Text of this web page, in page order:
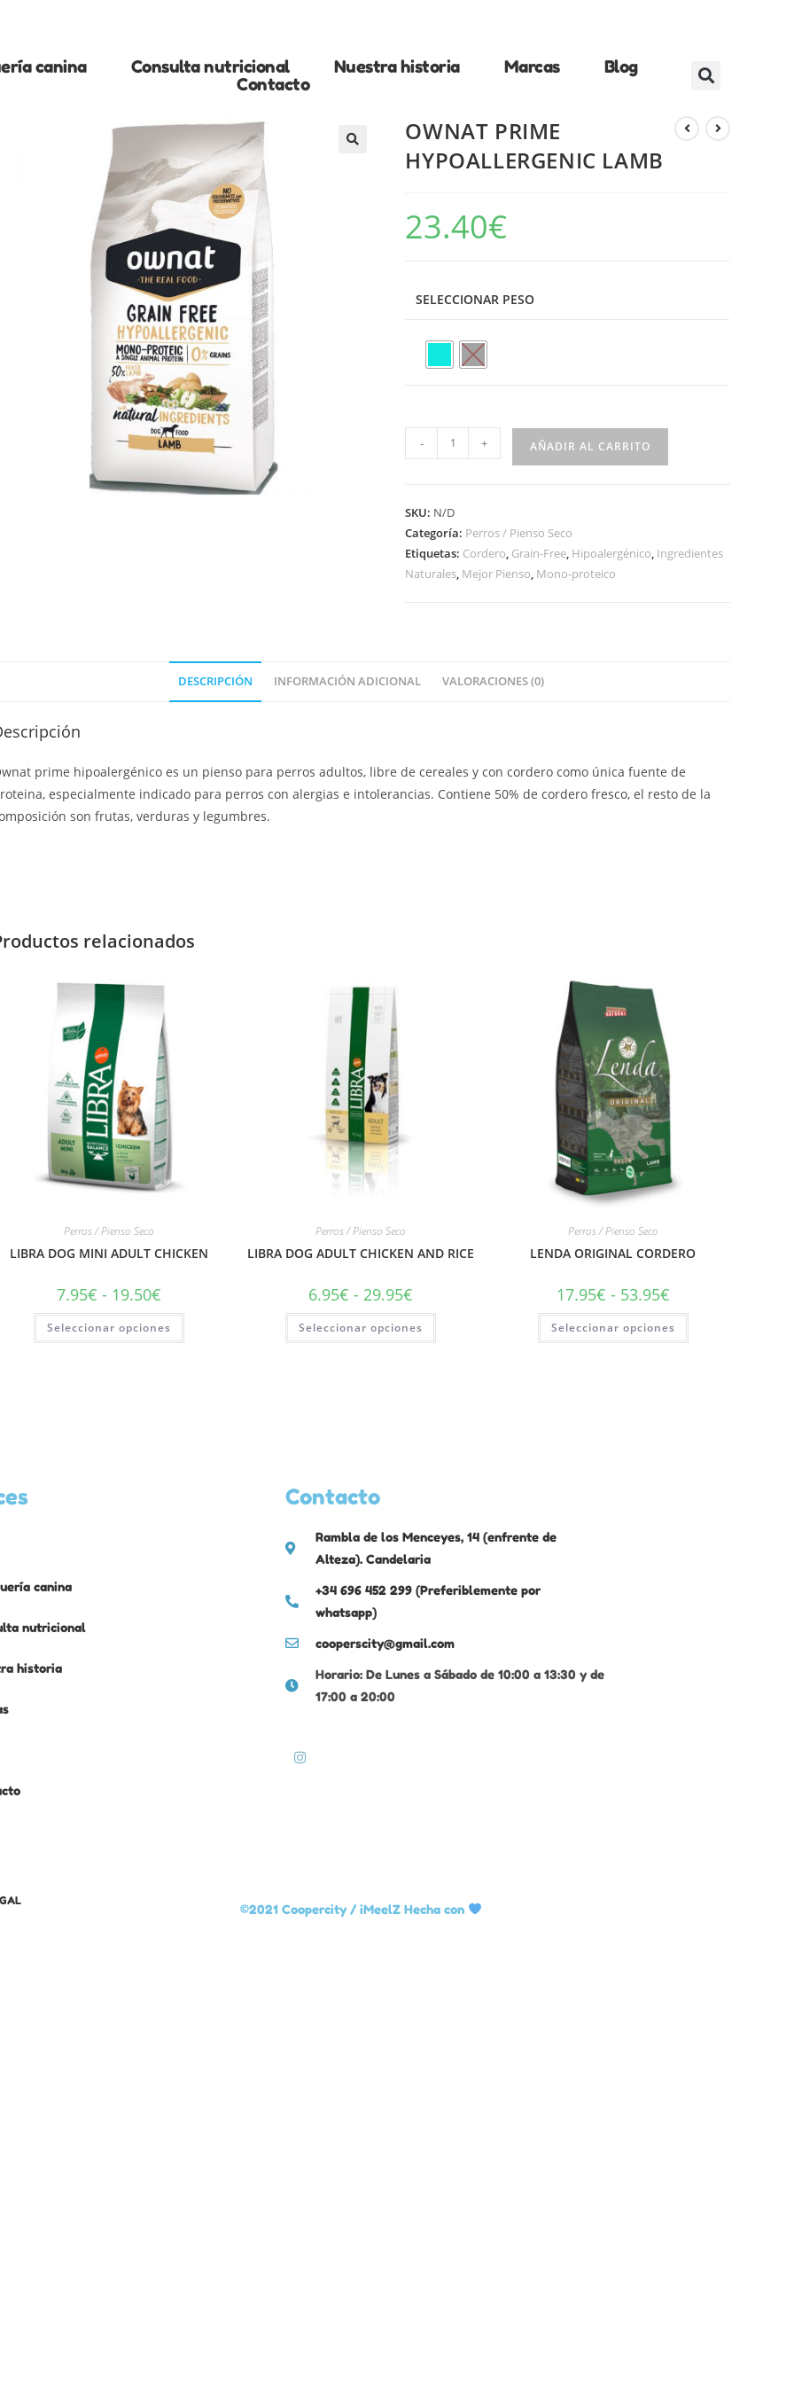
canina Consulta nutricional Nuestra historia Marcas
Blog
Contacto
OWNAT PRIME
HYPOALLERGENIC LAMB
23.40€
SELECCIONAR PESO
- + AÑADIR AL CARRITO
SKU: N/D
Categoría: Perros / Pienso Seco
Etiquetas: Cordero, Grain-Free, Hipoalergénico, Ingredientes
Naturales, Mejor Pienso, Mono-proteico
DESCRIPCIÓN INFORMACIÓN ADICIONAL VALORACIONES (0)
prime hipoalergénico es un pienso para perros adultos, libre de cereales y con cordero como única fuente de
especialmente indicado para perros con alergias e intolerancias. Contiene 50% de cordero fresco, el resto de la
son frutas, verduras y legumbres.
relacionados
Perros / Pienso Seco
LIBRA DOG MINI ADULT CHICKEN
7.95€ - 19.50€
Seleccionar opciones
Perros / Pienso Seco
LIBRA DOG ADULT CHICKEN AND RICE
6.95€ - 29.95€
Seleccionar opciones
Perros / Pienso Seco
LENDA ORIGINAL CORDERO
17.95€ - 53.95€
Seleccionar opciones
canina
nutricional
historia
Contacto
Rambla de los Menceyes, 14 (enfrente de
Alteza). Candelaria
+34 696 452 299 (Preferiblemente por
whatsapp)
cooperscity@gmail.com
Horario: De Lunes a Sábado de 10:00 a 13:30 y de
17:00 a 20:00
©2021 Coopercity /iMeelZ Hecha con